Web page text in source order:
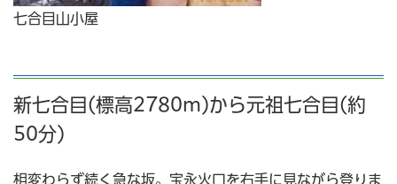
七合目山小屋
新七合目(標高2780m)から元祖七合目(約
50分)
相変わらず続く急な坂。宝永火口を右手に見ながら登りま